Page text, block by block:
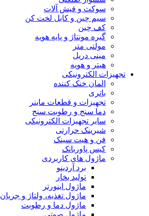
سوکت و فیش آلات
سیم چین و کابل لخت کن
کف چین
گیره مونتاژ و پایه هویه
مولتی متر
مینی دریل
هیتر و هویه
تجهیزات الکترونیکی
المان خنک کننده
باتری
تجهیزات و قطعات ماینر
دما سنج و رطوبت سنج
سایر تجهیزات الکترونیکی
شیرینک حرارتی
فن و هیت سینک
کیس پاوربانک
ماژول های کاربردی
برد آردینو
تولید بخار
ماژول اینورتر
ماژول تغذیه، ولتاژ و جریان
ماژول دما و رطوبت
ماژول صوتی